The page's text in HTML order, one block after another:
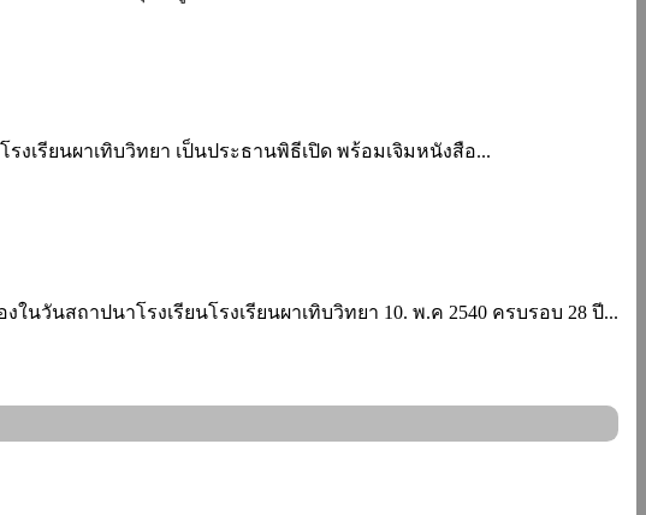
เรียนผาเทิบวิทยา เป็นประธานพิธีเปิด พร้อมเจิมหนังสือ...
วันสถาปนาโรงเรียนโรงเรียนผาเทิบวิทยา 10. พ.ค 2540 ครบรอบ 28 ปี...